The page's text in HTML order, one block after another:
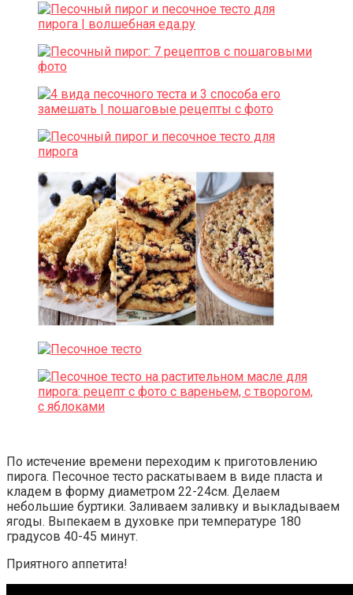
По истечение времени переходим к приготовлению
пирога. Песочное тесто раскатываем в виде пласта и
кладем в форму диаметром 22-24см. Делаем
небольшие буртики. Заливаем заливку и выкладываем
ягоды. Выпекаем в духовке при температуре 180
градусов 40-45 минут.
Приятного аппетита!